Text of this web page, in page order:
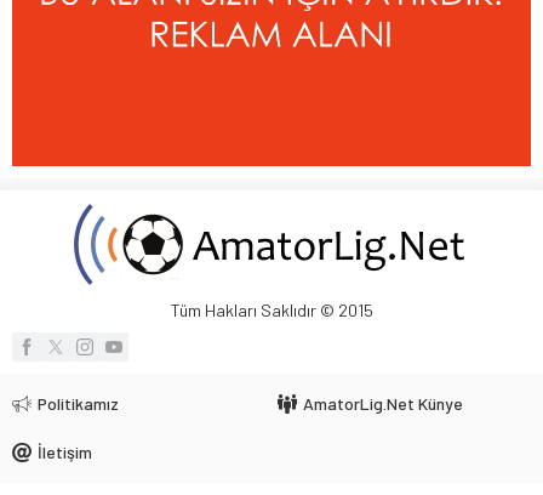
Tüm Hakları Saklıdır © 2015
Politikamız AmatorLig.Net Künye
İletişim